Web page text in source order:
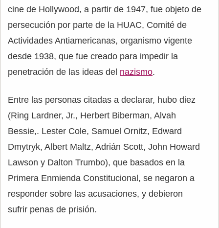
cine de Hollywood, a partir de 1947, fue objeto de
persecución por parte de la HUAC, Comité de
Actividades Antiamericanas, organismo vigente
desde 1938, que fue creado para impedir la
penetración de las ideas del nazismo.
Entre las personas citadas a declarar, hubo diez
(Ring Lardner, Jr., Herbert Biberman, Alvah
Bessie,. Lester Cole, Samuel Ornitz, Edward
Dmytryk, Albert Maltz, Adrián Scott, John Howard
Lawson y Dalton Trumbo), que basados en la
Primera Enmienda Constitucional, se negaron a
responder sobre las acusaciones, y debieron
sufrir penas de prisión.